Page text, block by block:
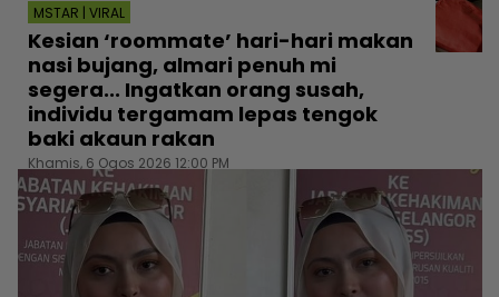
MSTAR | VIRAL
Kesian ‘roommate’ hari-hari makan
nasi bujang, almari penuh mi
segera... Ingatkan orang susah,
individu tergamam lepas tengok
baki akaun rakan
Khamis, 6 Ogos 2026 12:00 PM